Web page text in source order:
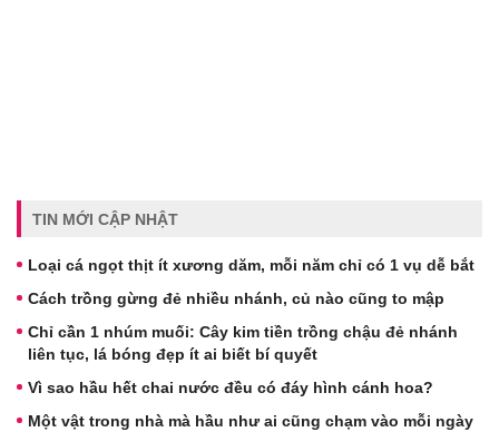
TIN MỚI CẬP NHẬT
Loại cá ngọt thịt ít xương dăm, mỗi năm chỉ có 1 vụ dễ bắt
Cách trồng gừng đẻ nhiều nhánh, củ nào cũng to mập
Chỉ cần 1 nhúm muối: Cây kim tiền trồng chậu đẻ nhánh
liên tục, lá bóng đẹp ít ai biết bí quyết
Vì sao hầu hết chai nước đều có đáy hình cánh hoa?
Một vật trong nhà mà hầu như ai cũng chạm vào mỗi ngày